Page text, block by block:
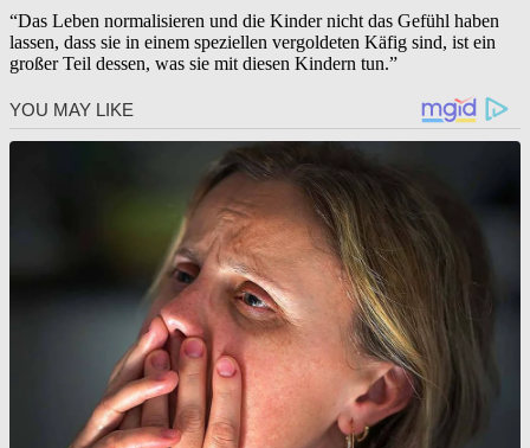
“Das Leben normalisieren und die Kinder nicht das Gefühl haben
lassen, dass sie in einem speziellen vergoldeten Käfig sind, ist ein
großer Teil dessen, was sie mit diesen Kindern tun.”